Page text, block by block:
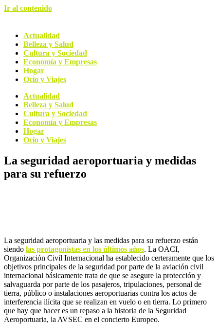
Ir al contenido
Actualidad
Belleza y Salud
Cultura y Sociedad
Economía y Empresas
Hogar
Ocio y Viajes
Actualidad
Belleza y Salud
Cultura y Sociedad
Economía y Empresas
Hogar
Ocio y Viajes
La seguridad aeroportuaria y medidas
para su refuerzo
La seguridad aeroportuaria y las medidas para su refuerzo están
siendo las protagonistas en los últimos años. La OACI,
Organización Civil Internacional ha establecido certeramente que los
objetivos principales de la seguridad por parte de la aviación civil
internacional básicamente trata de que se asegure la protección y
salvaguarda por parte de los pasajeros, tripulaciones, personal de
tierra, público o instalaciones aeroportuarias contra los actos de
interferencia ilícita que se realizan en vuelo o en tierra. Lo primero
que hay que hacer es un repaso a la historia de la Seguridad
Aeroportuaria, la AVSEC en el concierto Europeo.